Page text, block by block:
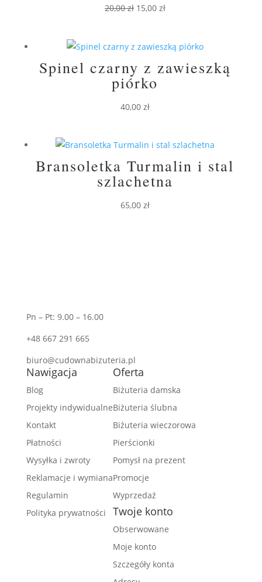
20,00zł Pierwotna
20,00 zł.
15,00 złAktualna
15,00 zł.
Spinel czarny z zawieszką
piórko
40,00 zł
Bransoletka Turmalin i stal
szlachetna
65,00 zł
Pn – Pt: 9.00 – 16.00
+48 667 291 665
biuro@cudownabizuteria.pl
Nawigacja
Blog
Projekty indywidualne
Kontakt
Płatności
Wysyłka i zwroty
Reklamacje i wymiana
Regulamin
Polityka prywatności
Oferta
Biżuteria damska
Biżuteria ślubna
Biżuteria wieczorowa
Pierścionki
Pomysł na prezent
Promocje
Wyprzedaż
Twoje konto
Obserwowane
Moje konto
Szczegóły konta